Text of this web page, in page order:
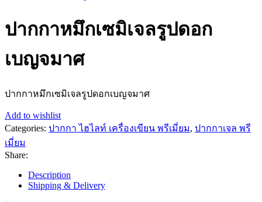
ปากกาหมึกเซมิเจลรูปดอก
เบญจมาศ
ปากกาหมึกเซมิเจลรูปดอกเบญจมาศ
Add to wishlist
Categories: ปากกา ไฮไลท์ เครื่องเขียน พรีเมี่ยม, ปากกาเจล พรี
เมี่ยม
Share:
Description
Shipping & Delivery